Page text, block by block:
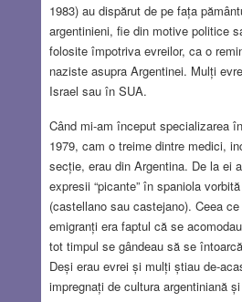
1983) au dispărut de pe fața
argentinieni, fie din motive politice
folosite împotriva evreilor, ca o
naziste asupra Argentinei. Mulți
Israel sau în SUA.
Când mi-am început specializarea
1979, cam o treime dintre medici,
secție, erau din Argentina. De la ei
expresii “picante” în spaniola
(castellano sau castejano). Ceea
emigranți era faptul că se
tot timpul se gândeau să se
Deși erau evrei și mulți știau de-
impregnați de cultura argentiniană